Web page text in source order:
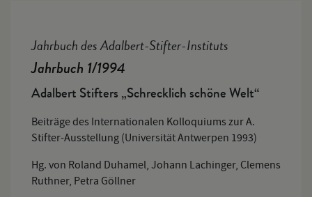
Jahrbuch des Adalbert-Stifter-Instituts
Jahrbuch 1/1994
Adalbert Stifters „Schrecklich schöne Welt“
Beiträge des Internationalen Kolloquiums zur A.
Stifter-Ausstellung (Universität Antwerpen 1993)
Hg. von Roland Duhamel, Johann Lachinger, Clemens
Ruthner, Petra Göllner